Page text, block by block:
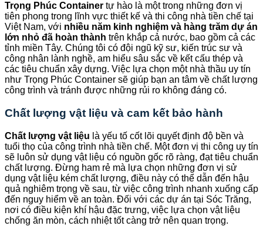
Trọng Phúc Container tự hào là một trong những đơn vị
tiên phong trong lĩnh vực thiết kế và thi công nhà tiền chế tại
Việt Nam, với nhiều năm kinh nghiệm và hàng trăm dự án
lớn nhỏ đã hoàn thành trên khắp cả nước, bao gồm cả các
tỉnh miền Tây. Chúng tôi có đội ngũ kỹ sư, kiến trúc sư và
công nhân lành nghề, am hiểu sâu sắc về kết cấu thép và
các tiêu chuẩn xây dựng. Việc lựa chọn một nhà thầu uy tín
như Trọng Phúc Container sẽ giúp bạn an tâm về chất lượng
công trình và tránh được những rủi ro không đáng có.
Chất lượng vật liệu và cam kết bảo hành
Chất lượng vật liệu là yếu tố cốt lõi quyết định độ bền và
tuổi thọ của công trình nhà tiền chế. Một đơn vị thi công uy tín
sẽ luôn sử dụng vật liệu có nguồn gốc rõ ràng, đạt tiêu chuẩn
chất lượng. Đừng ham rẻ mà lựa chọn những đơn vị sử
dụng vật liệu kém chất lượng, điều này có thể dẫn đến hậu
quả nghiêm trọng về sau, từ việc công trình nhanh xuống cấp
đến nguy hiểm về an toàn. Đối với các dự án tại Sóc Trăng,
nơi có điều kiện khí hậu đặc trưng, việc lựa chọn vật liệu
chống ăn mòn, cách nhiệt tốt càng trở nên quan trọng.